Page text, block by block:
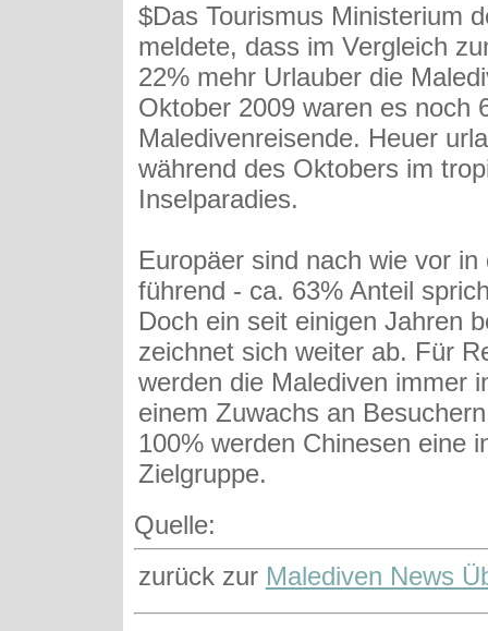
$Das Tourismus Ministerium
meldete, dass im Vergleich
22% mehr Urlauber die
Oktober 2009 waren es noch
Maledivenreisende. Heuer
während des Oktobers im
Inselparadies.
Europäer sind nach wie vor
führend - ca. 63% Anteil
Doch ein seit einigen Jahren
zeichnet sich weiter ab. Für
werden die Malediven immer
einem Zuwachs an
100% werden Chinesen eine
Zielgruppe.
Quelle:
zurück zur Malediven News